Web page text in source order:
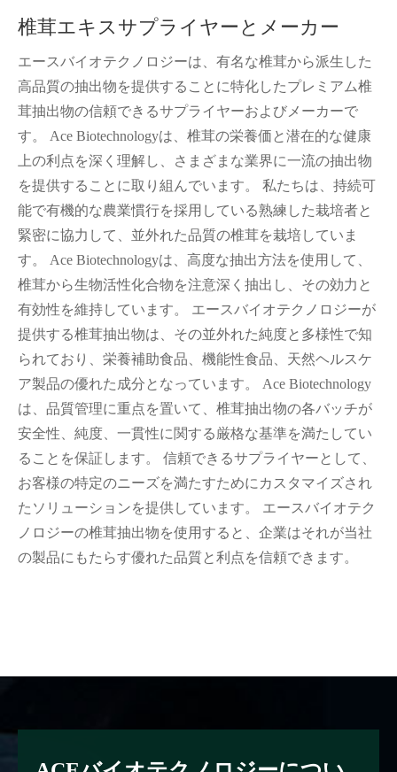
椎茸エキスサプライヤーとメーカー
エースバイオテクノロジーは、有名な椎茸から派生した
高品質の抽出物を提供することに特化したプレミアム椎
茸抽出物の信頼できるサプライヤーおよびメーカーで
す。 Ace Biotechnologyは、椎茸の栄養価と潜在的な健康
上の利点を深く理解し、さまざまな業界に一流の抽出物
を提供することに取り組んでいます。 私たちは、持続可
能で有機的な農業慣行を採用している熟練した栽培者と
緊密に協力して、並外れた品質の椎茸を栽培していま
す。 Ace Biotechnologyは、高度な抽出方法を使用して、
椎茸から生物活性化合物を注意深く抽出し、その効力と
有効性を維持しています。 エースバイオテクノロジーが
提供する椎茸抽出物は、その並外れた純度と多様性で知
られており、栄養補助食品、機能性食品、天然ヘルスケ
ア製品の優れた成分となっています。 Ace Biotechnology
は、品質管理に重点を置いて、椎茸抽出物の各バッチが
安全性、純度、一貫性に関する厳格な基準を満たしてい
ることを保証します。 信頼できるサプライヤーとして、
お客様の特定のニーズを満たすためにカスタマイズされ
たソリューションを提供しています。 エースバイオテク
ノロジーの椎茸抽出物を使用すると、企業はそれが当社
の製品にもたらす優れた品質と利点を信頼できます。